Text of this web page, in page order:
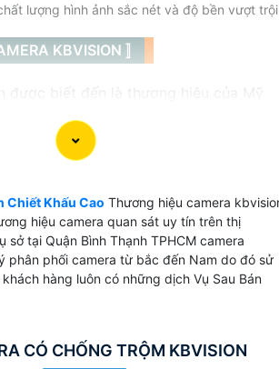
lượng hình ảnh sắc nét và độ bền vượt
KBVISION 〛
được biết đến là thương hiệu của Mỹ
với thương hiệu kbone và camera
là HD CVI với chất lượng hình ảnh
do tính bảo mật cao dễ dàng tích
nhập khẩu nguyên chiết từ Trung Quốc có nguồn
Chiết Khấu Cao Thương hiệu camera
hiệu camera quan sát uy tín trên thị
sở tại Quận Bình Thạnh TPHCM camera
phân phối camera từ bắc đến Nam do đó sử
hàng luôn có những dịch Vụ Sau Bán
CÓ CHỐNG TRỘM KBVISION